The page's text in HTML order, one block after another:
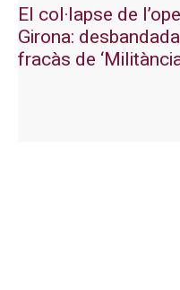
El col·lapse de
Girona:
fracàs de